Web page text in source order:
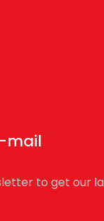
mail
to get our